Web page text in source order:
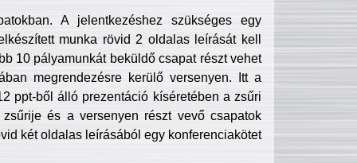
A jelentkezéshez szükséges egy
munka rövid 2 oldalas leírását kell
10 pályamunkát beküldő csapat részt vehet
megrendezésre kerülő versenyen. Itt a
ppt-ből álló prezentáció kíséretében a zsűri
és a versenyen részt vevő csapatok
két oldalas leírásából egy konferenciakötet